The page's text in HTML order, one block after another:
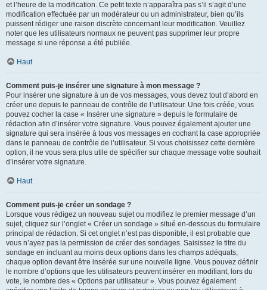
et l’heure de la modification. Ce petit texte n’apparaîtra pas s’il s’agit d’une
modification effectuée par un modérateur ou un administrateur, bien qu’ils
puissent rédiger une raison discrète concernant leur modification. Veuillez
noter que les utilisateurs normaux ne peuvent pas supprimer leur propre
message si une réponse a été publiée.
Haut
Comment puis-je insérer une signature à mon message ?
Pour insérer une signature à un de vos messages, vous devez tout d’abord en
créer une depuis le panneau de contrôle de l’utilisateur. Une fois créée, vous
pouvez cocher la case « Insérer une signature » depuis le formulaire de
rédaction afin d’insérer votre signature. Vous pouvez également ajouter une
signature qui sera insérée à tous vos messages en cochant la case appropriée
dans le panneau de contrôle de l’utilisateur. Si vous choisissez cette dernière
option, il ne vous sera plus utile de spécifier sur chaque message votre souhait
d’insérer votre signature.
Haut
Comment puis-je créer un sondage ?
Lorsque vous rédigez un nouveau sujet ou modifiez le premier message d’un
sujet, cliquez sur l’onglet « Créer un sondage » situé en-dessous du formulaire
principal de rédaction. Si cet onglet n’est pas disponible, il est probable que
vous n’ayez pas la permission de créer des sondages. Saisissez le titre du
sondage en incluant au moins deux options dans les champs adéquats,
chaque option devant être insérée sur une nouvelle ligne. Vous pouvez définir
le nombre d’options que les utilisateurs peuvent insérer en modifiant, lors du
vote, le nombre des « Options par utilisateur ». Vous pouvez également